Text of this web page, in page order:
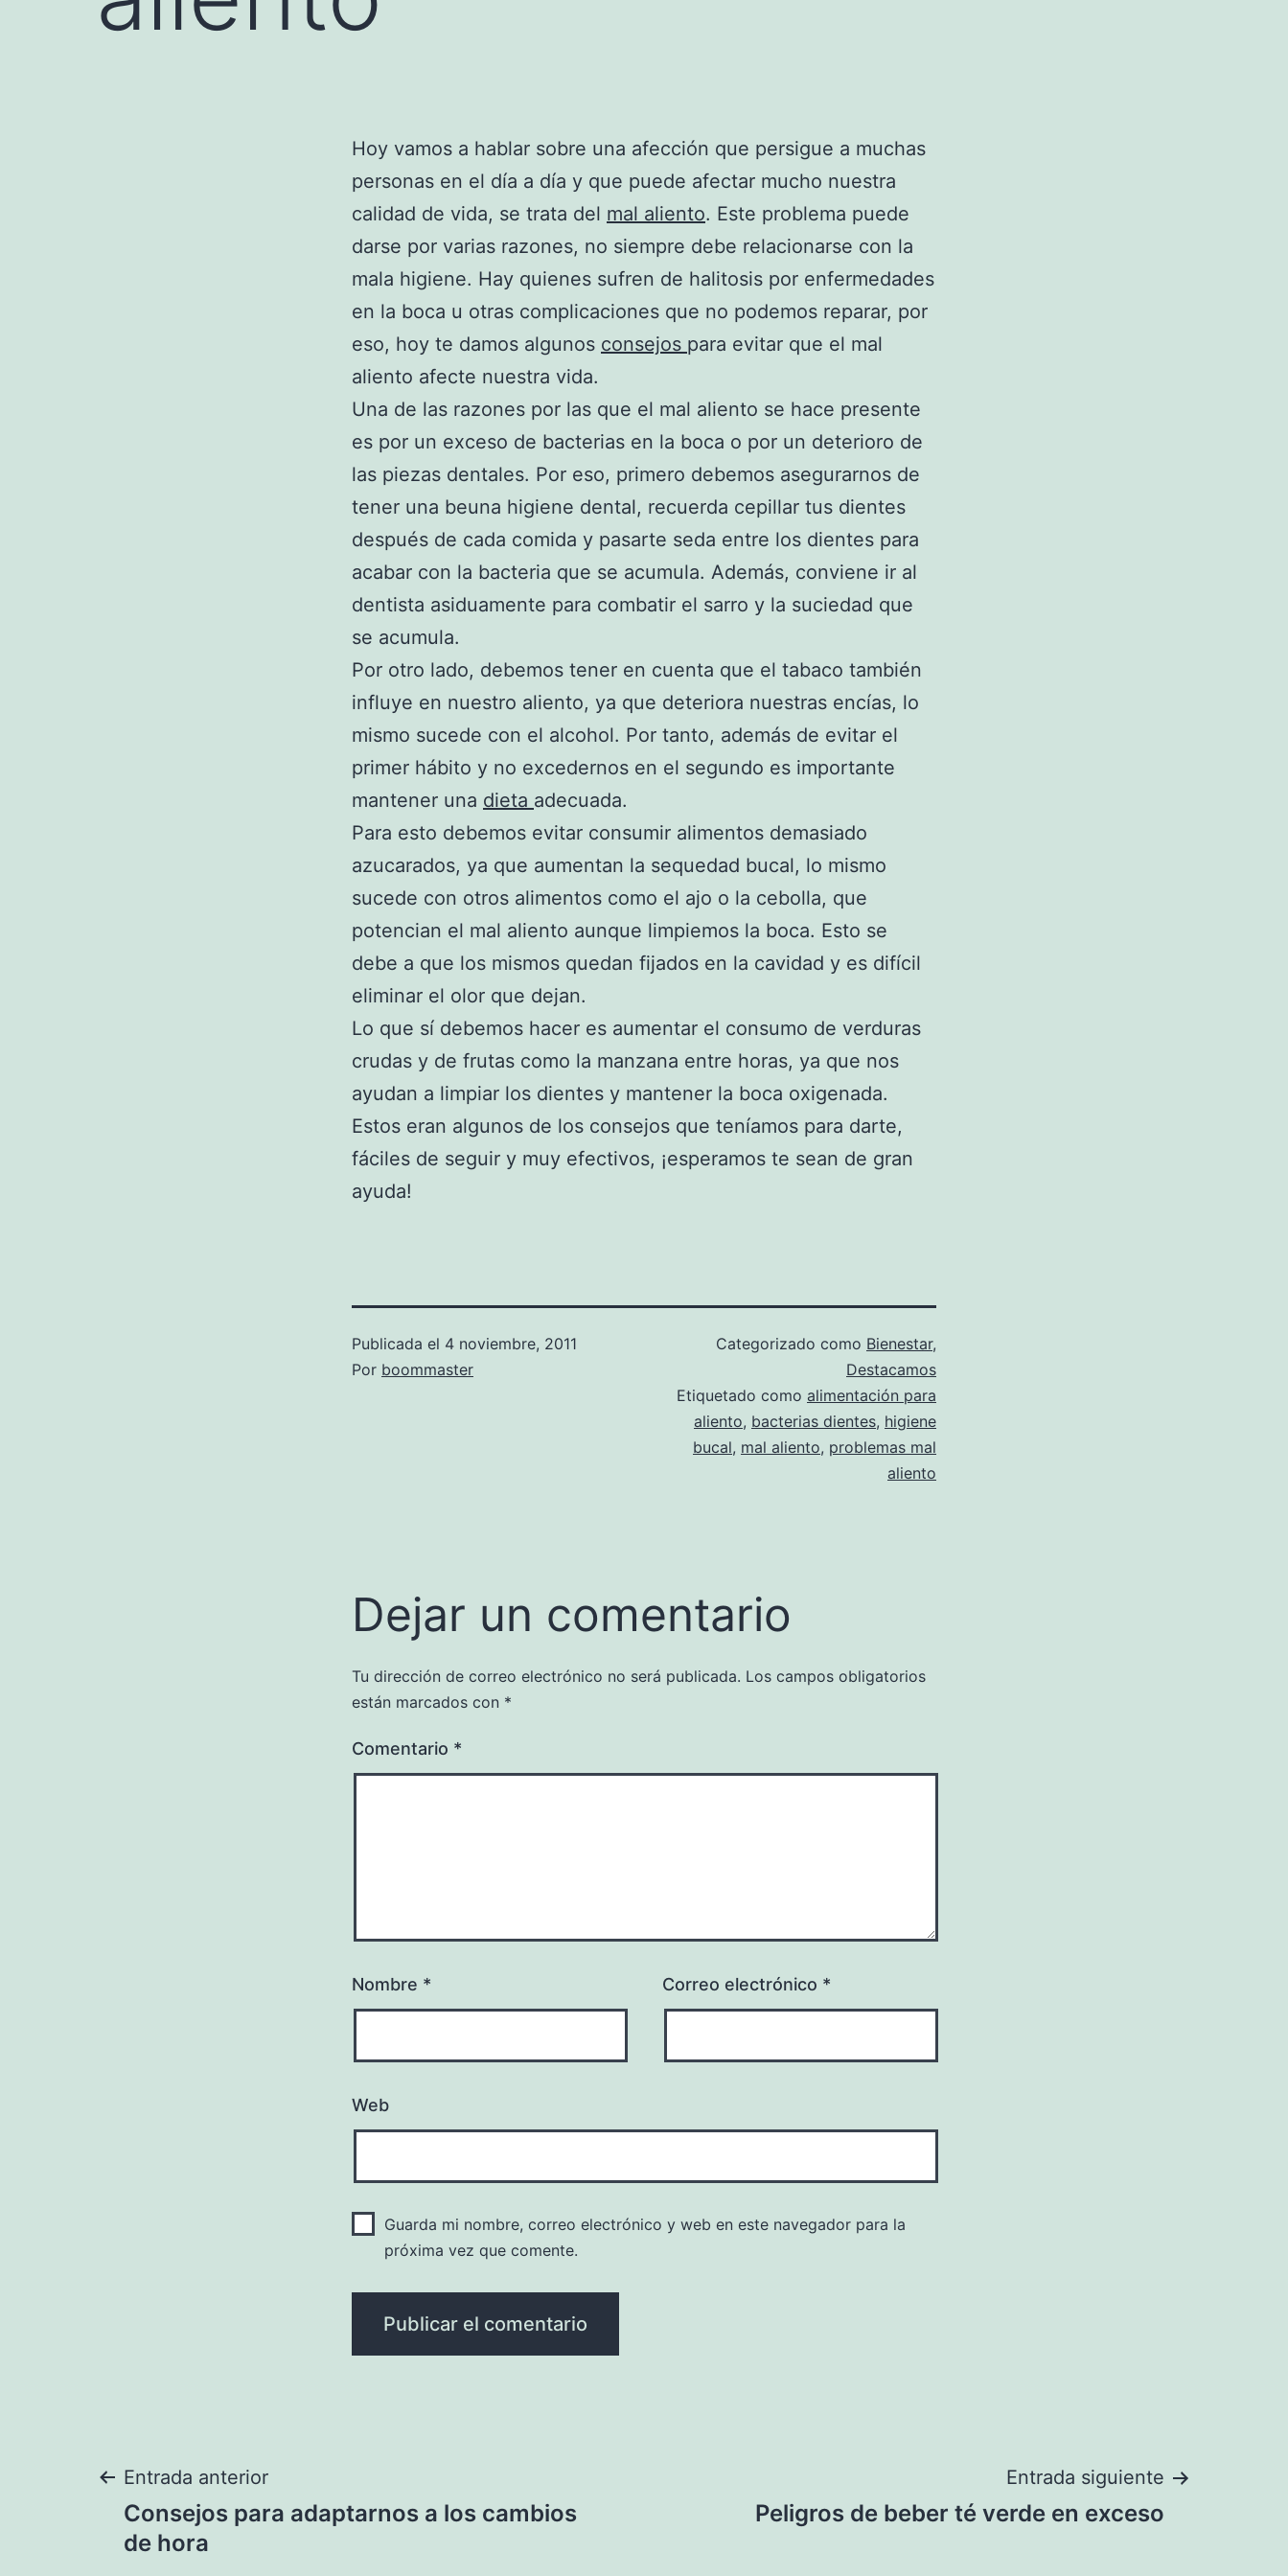
Hoy vamos a hablar sobre una afección que persigue a muchas
personas en el día a día y que puede afectar mucho nuestra
calidad de vida, se trata del mal aliento. Este problema puede
darse por varias razones, no siempre debe relacionarse con la
mala higiene. Hay quienes sufren de halitosis por enfermedades
en la boca u otras complicaciones que no podemos reparar, por
eso, hoy te damos algunos consejos para evitar que el mal
aliento afecte nuestra vida.
Una de las razones por las que el mal aliento se hace presente
es por un exceso de bacterias en la boca o por un deterioro de
las piezas dentales. Por eso, primero debemos asegurarnos de
tener una beuna higiene dental, recuerda cepillar tus dientes
después de cada comida y pasarte seda entre los dientes para
acabar con la bacteria que se acumula. Además, conviene ir al
dentista asiduamente para combatir el sarro y la suciedad que
se acumula.
Por otro lado, debemos tener en cuenta que el tabaco también
influye en nuestro aliento, ya que deteriora nuestras encías, lo
mismo sucede con el alcohol. Por tanto, además de evitar el
primer hábito y no excedernos en el segundo es importante
mantener una dieta adecuada.
Para esto debemos evitar consumir alimentos demasiado
azucarados, ya que aumentan la sequedad bucal, lo mismo
sucede con otros alimentos como el ajo o la cebolla, que
potencian el mal aliento aunque limpiemos la boca. Esto se
debe a que los mismos quedan fijados en la cavidad y es difícil
eliminar el olor que dejan.
Lo que sí debemos hacer es aumentar el consumo de verduras
crudas y de frutas como la manzana entre horas, ya que nos
ayudan a limpiar los dientes y mantener la boca oxigenada.
Estos eran algunos de los consejos que teníamos para darte,
fáciles de seguir y muy efectivos, ¡esperamos te sean de gran
ayuda!
Publicada el 4 noviembre, 2011
Por boommaster
Categorizado como Bienestar,
Destacamos
Etiquetado como alimentación para
aliento, bacterias dientes, higiene
bucal, mal aliento, problemas mal
aliento
Dejar un comentario
Tu dirección de correo electrónico no será publicada. Los campos obligatorios
están marcados con *
Comentario *
Nombre * Correo electrónico *
Web
Guarda mi nombre, correo electrónico y web en este navegador para la
próxima vez que comente.
Navegación
de
Entrada anterior
Consejos para adaptarnos a los cambios
de hora
Entrada siguiente
Peligros de beber té verde en exceso